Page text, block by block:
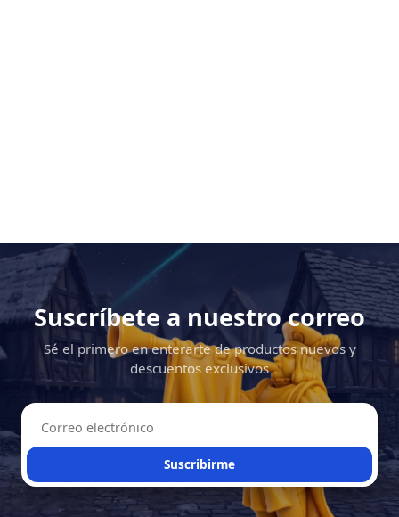
Suscríbete a nuestro correo
Sé el primero en enterarte de productos nuevos y
descuentos exclusivos
Suscribirme